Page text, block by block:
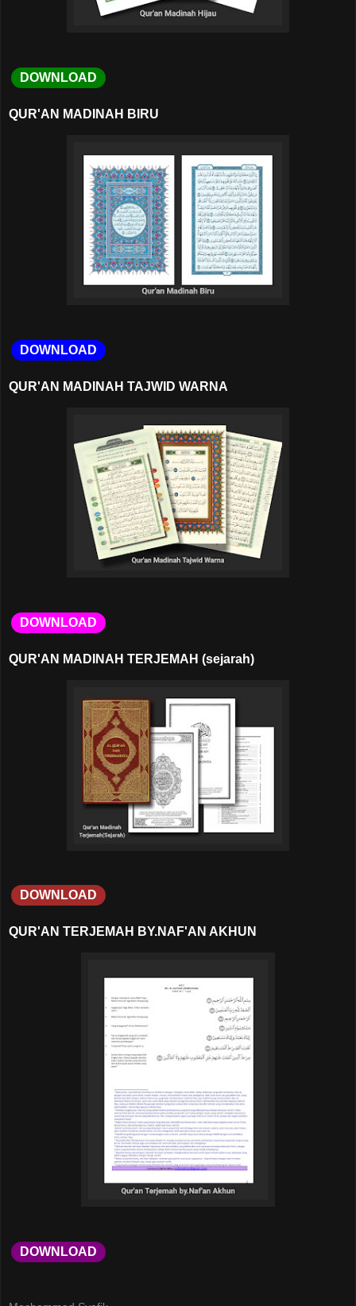
DOWNLOAD
QUR'AN MADINAH BIRU
DOWNLOAD
QUR'AN MADINAH TAJWID WARNA
DOWNLOAD
QUR'AN MADINAH TERJEMAH (sejarah)
DOWNLOAD
QUR'AN TERJEMAH BY.NAF'AN AKHUN
DOWNLOAD